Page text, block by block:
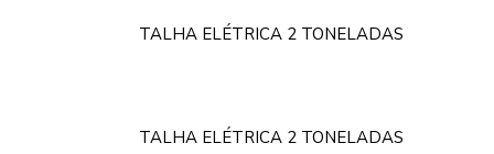
TALHA ELÉTRICA 2 TONELADAS
TALHA ELÉTRICA 2 TONELADAS